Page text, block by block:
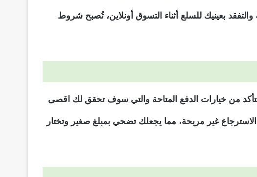
بعينيك للسلع أثناء التسوق أونلاين، تُصبح شروط
من خيارات الدفع المتاحة والتي سوف تحقق لك اقصى
غير مريحة، مما يجعلك تضحي بمبلغ صغير وتختار